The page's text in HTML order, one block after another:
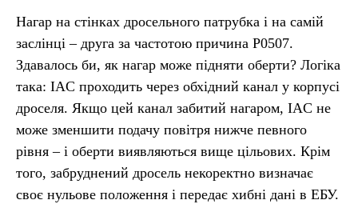
Нагар на стінках дросельного патрубка і на самій
заслінці – друга за частотою причина P0507.
Здавалось би, як нагар може підняти оберти? Логіка
така: IAC проходить через обхідний канал у корпусі
дроселя. Якщо цей канал забитий нагаром, IAC не
може зменшити подачу повітря нижче певного
рівня – і оберти виявляються вище цільових. Крім
того, забруднений дросель некоректно визначає
своє нульове положення і передає хибні дані в ЕБУ.